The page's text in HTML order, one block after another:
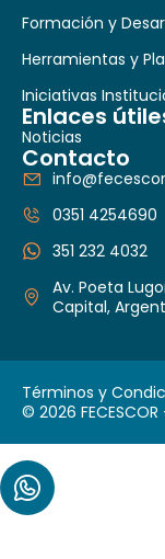
Formación y
Herramientas y
Iniciativas
Enlaces
Noticias
Contacto
0351 4254690
351 232 4032
Av. Poeta
Capital,
© 2026
Términos y